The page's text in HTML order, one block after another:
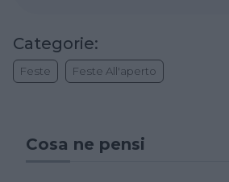
Categorie:
Feste Feste All'aperto
Cosa ne pensi